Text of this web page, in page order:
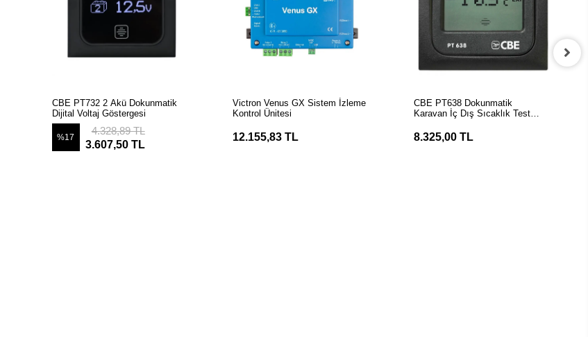
CBE PT732 2 Akü Dokunmatik
Dijital Voltaj Göstergesi
%17
4.328,89 TL
3.607,50 TL
Victron Venus GX Sistem İzleme
Kontrol Ünitesi
12.155,83 TL
CBE PT638 Dokunmatik
Karavan İç Dış Sıcaklık Test
8.325,00 TL